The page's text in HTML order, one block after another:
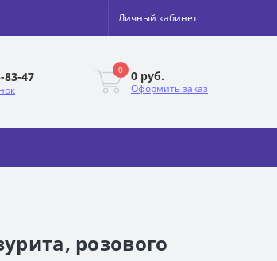
Личный кабинет
83-47 0 0 руб.
Оформить заказ
розового